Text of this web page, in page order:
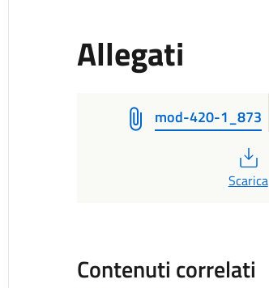
Allegati
mod-420-1_873
Scarica
Contenuti correlati